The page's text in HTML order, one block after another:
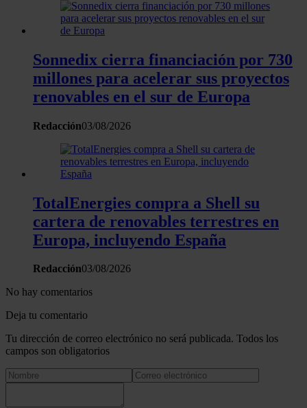
Sonnedix cierra financiación por 730
millones para acelerar sus proyectos
renovables en el sur de Europa
Redacción03/08/2026
TotalEnergies compra a Shell su
cartera de renovables terrestres en
Europa, incluyendo España
Redacción03/08/2026
No hay comentarios
Deja tu comentario
Tu dirección de correo electrónico no será publicada. Todos los
campos son obligatorios